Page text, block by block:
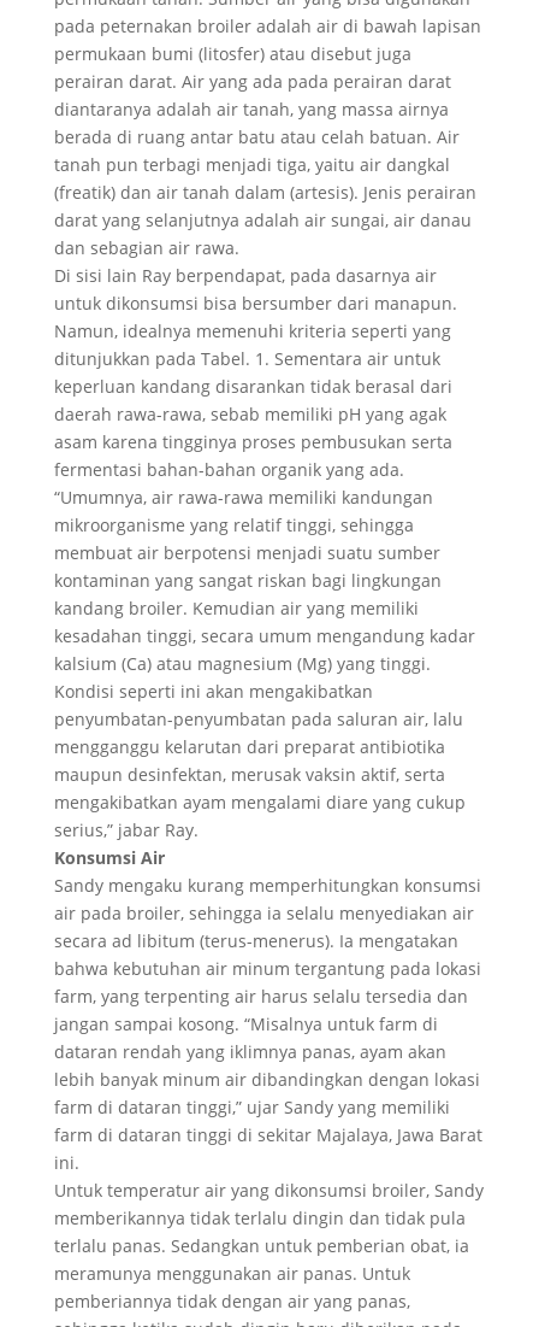
pada peternakan broiler adalah air di bawah lapisan
permukaan bumi (litosfer) atau disebut juga
perairan darat. Air yang ada pada perairan darat
diantaranya adalah air tanah, yang massa airnya
berada di ruang antar batu atau celah batuan. Air
tanah pun terbagi menjadi tiga, yaitu air dangkal
(freatik) dan air tanah dalam (artesis). Jenis perairan
darat yang selanjutnya adalah air sungai, air danau
dan sebagian air rawa.
Di sisi lain Ray berpendapat, pada dasarnya air
untuk dikonsumsi bisa bersumber dari manapun.
Namun, idealnya memenuhi kriteria seperti yang
ditunjukkan pada Tabel. 1. Sementara air untuk
keperluan kandang disarankan tidak berasal dari
daerah rawa-rawa, sebab memiliki pH yang agak
asam karena tingginya proses pembusukan serta
fermentasi bahan-bahan organik yang ada.
“Umumnya, air rawa-rawa memiliki kandungan
mikroorganisme yang relatif tinggi, sehingga
membuat air berpotensi menjadi suatu sumber
kontaminan yang sangat riskan bagi lingkungan
kandang broiler. Kemudian air yang memiliki
kesadahan tinggi, secara umum mengandung kadar
kalsium (Ca) atau magnesium (Mg) yang tinggi.
Kondisi seperti ini akan mengakibatkan
penyumbatan-penyumbatan pada saluran air, lalu
mengganggu kelarutan dari preparat antibiotika
maupun desinfektan, merusak vaksin aktif, serta
mengakibatkan ayam mengalami diare yang cukup
serius,” jabar Ray.
Konsumsi Air
Sandy mengaku kurang memperhitungkan konsumsi
air pada broiler, sehingga ia selalu menyediakan air
secara ad libitum (terus-menerus). Ia mengatakan
bahwa kebutuhan air minum tergantung pada lokasi
farm, yang terpenting air harus selalu tersedia dan
jangan sampai kosong. “Misalnya untuk farm di
dataran rendah yang iklimnya panas, ayam akan
lebih banyak minum air dibandingkan dengan lokasi
farm di dataran tinggi,” ujar Sandy yang memiliki
farm di dataran tinggi di sekitar Majalaya, Jawa Barat
ini.
Untuk temperatur air yang dikonsumsi broiler, Sandy
memberikannya tidak terlalu dingin dan tidak pula
terlalu panas. Sedangkan untuk pemberian obat, ia
meramunya menggunakan air panas. Untuk
pemberiannya tidak dengan air yang panas,